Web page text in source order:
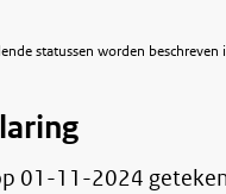
statussen worden
01-11-2024